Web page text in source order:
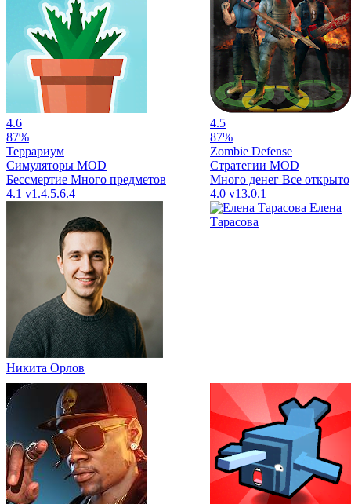
4.6
87%
Террариум
Симуляторы MOD
Бессмертие Много предметов
4.1 v1.4.5.6.4
Никита Орлов
4.5
87%
Zombie Defense
Стратегии MOD
Много денег Все открыто
4.0 v13.0.1
Елена
Тарасова